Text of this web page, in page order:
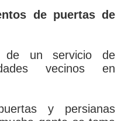
de puertas de
de un servicio de
vecinos en
y persianas